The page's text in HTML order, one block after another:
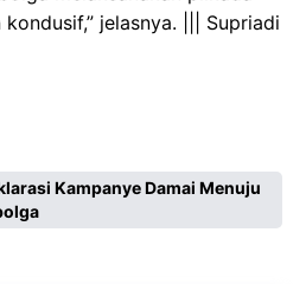
jelasnya. ||| Supriadi
Kampanye Damai Menuju